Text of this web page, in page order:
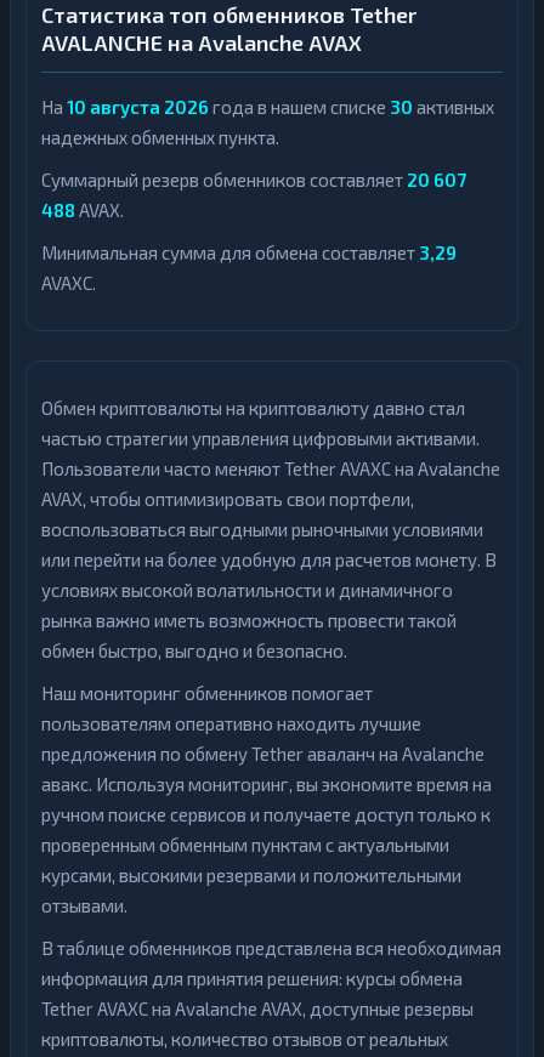
Статистика топ обменников Tether
AVALANCHE на Avalanche AVAX
На 10 августа 2026 года в нашем списке 30 активных
надежных обменных пункта.
Суммарный резерв обменников составляет 20 607
488 AVAX.
Минимальная сумма для обмена составляет 3,29
AVAXC.
Обмен криптовалюты на криптовалюту давно стал
частью стратегии управления цифровыми активами.
Пользователи часто меняют Tether AVAXC на Avalanche
AVAX, чтобы оптимизировать свои портфели,
воспользоваться выгодными рыночными условиями
или перейти на более удобную для расчетов монету. В
условиях высокой волатильности и динамичного
рынка важно иметь возможность провести такой
обмен быстро, выгодно и безопасно.
Наш мониторинг обменников помогает
пользователям оперативно находить лучшие
предложения по обмену Tether аваланч на Avalanche
авакс. Используя мониторинг, вы экономите время на
ручном поиске сервисов и получаете доступ только к
проверенным обменным пунктам с актуальными
курсами, высокими резервами и положительными
отзывами.
В таблице обменников представлена вся необходимая
информация для принятия решения: курсы обмена
Tether AVAXC на Avalanche AVAX, доступные резервы
криптовалюты, количество отзывов от реальных